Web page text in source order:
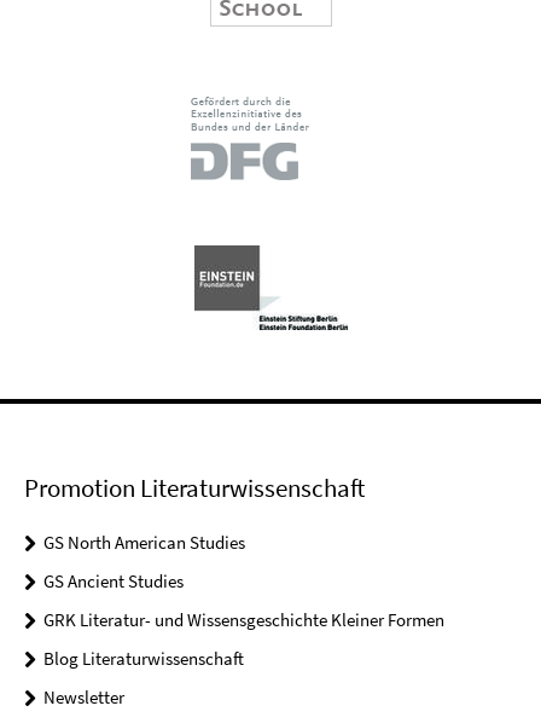
Promotion Literaturwissenschaft
GS North American Studies
GS Ancient Studies
GRK Literatur- und Wissensgeschichte Kleiner Formen
Blog Literaturwissenschaft
Newsletter